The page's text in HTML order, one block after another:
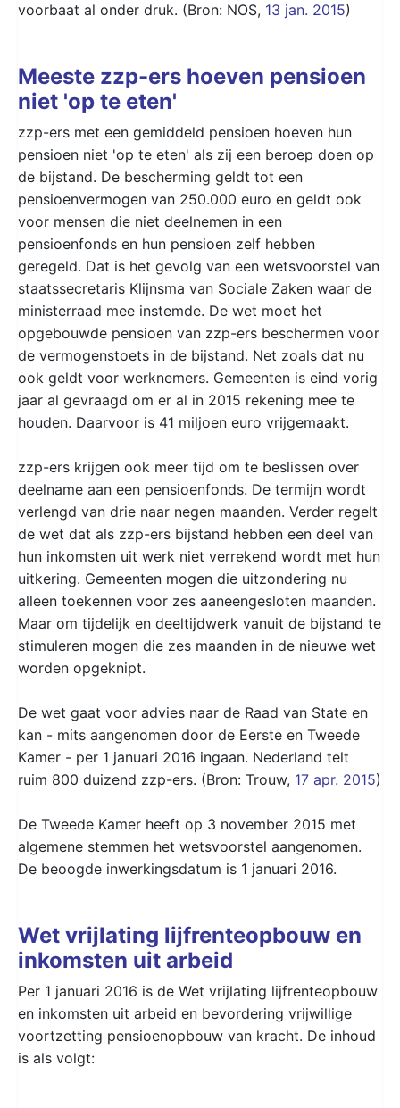
voorbaat al onder druk. (Bron: NOS, 13 jan. 2015)
Meeste zzp-ers hoeven pensioen
niet 'op te eten'
zzp-ers met een gemiddeld pensioen hoeven hun
pensioen niet 'op te eten' als zij een beroep doen op
de bijstand. De bescherming geldt tot een
pensioenvermogen van 250.000 euro en geldt ook
voor mensen die niet deelnemen in een
pensioenfonds en hun pensioen zelf hebben
geregeld. Dat is het gevolg van een wetsvoorstel van
staatssecretaris Klijnsma van Sociale Zaken waar de
ministerraad mee instemde. De wet moet het
opgebouwde pensioen van zzp-ers beschermen voor
de vermogenstoets in de bijstand. Net zoals dat nu
ook geldt voor werknemers. Gemeenten is eind vorig
jaar al gevraagd om er al in 2015 rekening mee te
houden. Daarvoor is 41 miljoen euro vrijgemaakt.
zzp-ers krijgen ook meer tijd om te beslissen over
deelname aan een pensioenfonds. De termijn wordt
verlengd van drie naar negen maanden. Verder regelt
de wet dat als zzp-ers bijstand hebben een deel van
hun inkomsten uit werk niet verrekend wordt met hun
uitkering. Gemeenten mogen die uitzondering nu
alleen toekennen voor zes aaneengesloten maanden.
Maar om tijdelijk en deeltijdwerk vanuit de bijstand te
stimuleren mogen die zes maanden in de nieuwe wet
worden opgeknipt.
De wet gaat voor advies naar de Raad van State en
kan - mits aangenomen door de Eerste en Tweede
Kamer - per 1 januari 2016 ingaan. Nederland telt
ruim 800 duizend zzp-ers. (Bron: Trouw, 17 apr. 2015)
De Tweede Kamer heeft op 3 november 2015 met
algemene stemmen het wetsvoorstel aangenomen.
De beoogde inwerkingsdatum is 1 januari 2016.
Wet vrijlating lijfrenteopbouw en
inkomsten uit arbeid
Per 1 januari 2016 is de Wet vrijlating lijfrenteopbouw
en inkomsten uit arbeid en bevordering vrijwillige
voortzetting pensioenopbouw van kracht. De inhoud
is als volgt: